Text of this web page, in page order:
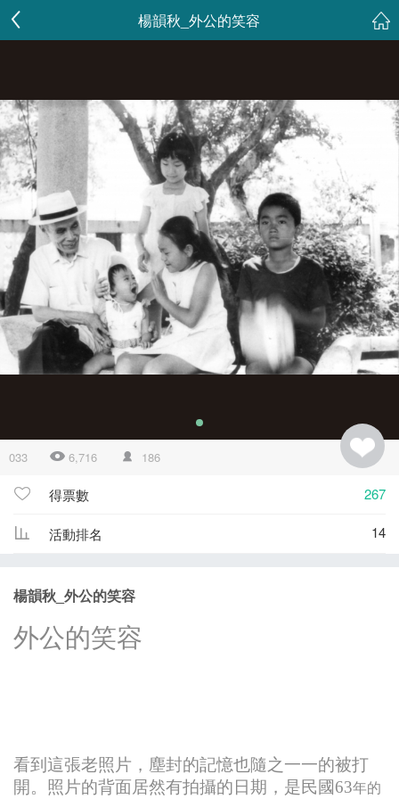
楊韻秋_外公的笑容
033 6,716 186
得票數 267
活動排名 14
楊韻秋_外公的笑容
外公的笑容
看到這張老照片，塵封的記憶也隨之一一的被打
開。照片的背面居然有拍攝的日期，是民國63年的